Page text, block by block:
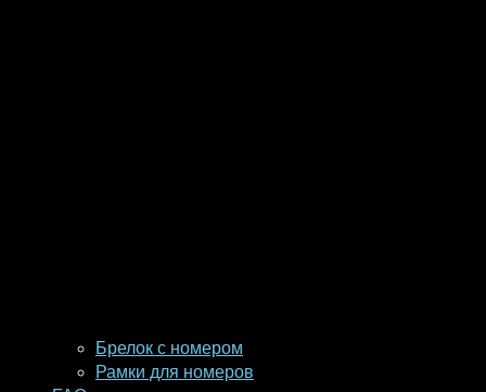
Брелок с номером
Рамки для номеров